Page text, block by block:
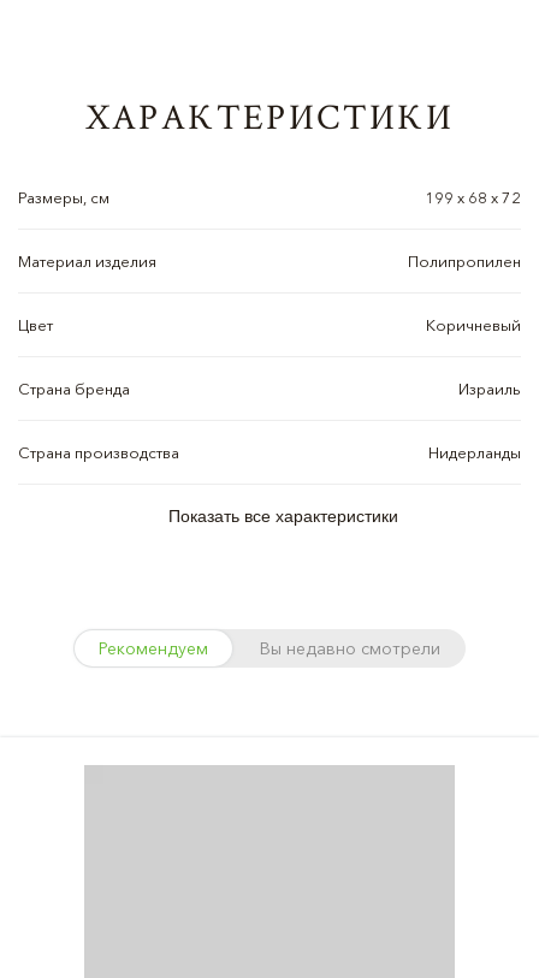
ХАРАКТЕРИСТИКИ
Размеры, см 199 x 68 x 72
Материал изделия Полипропилен
Цвет Коричневый
Страна бренда Израиль
Страна производства Нидерланды
Показать все характеристики
Рекомендуем Вы недавно смотрели